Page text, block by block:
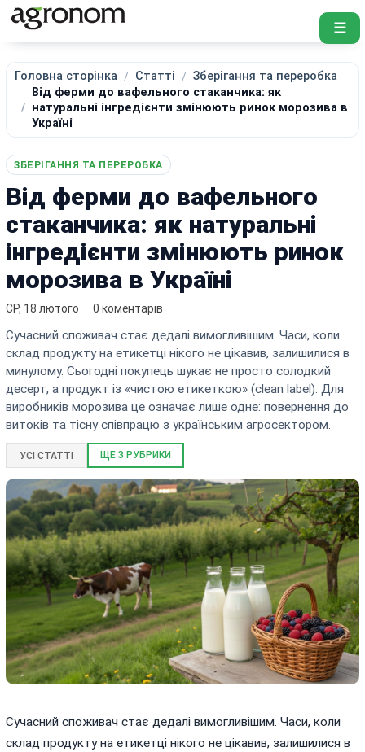
☰
Головна сторінка Статті
Зберігання та переробка
Від ферми до вафельного стаканчика: як
натуральні інгредієнти змінюють ринок морозива в
Україні
ЗБЕРІГАННЯ ТА ПЕРЕРОБКА
Від ферми до вафельного
стаканчика: як натуральні
інгредієнти змінюють ринок
морозива в Україні
СР, 18 лютого 0 коментарів
Сучасний споживач стає дедалі вимогливішим. Часи, коли
склад продукту на етикетці нікого не цікавив, залишилися в
минулому. Сьогодні покупець шукає не просто солодкий
десерт, а продукт із «чистою етикеткою» (clean label). Для
виробників морозива це означає лише одне: повернення до
витоків та тісну співпрацю з українським агросектором.
УСІ СТАТТІ ЩЕ З РУБРИКИ
Сучасний споживач стає дедалі вимогливішим. Часи, коли
склад продукту на етикетці нікого не цікавив, залишилися в